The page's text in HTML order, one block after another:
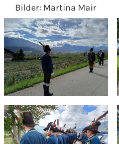
Bilder: Martina Mair